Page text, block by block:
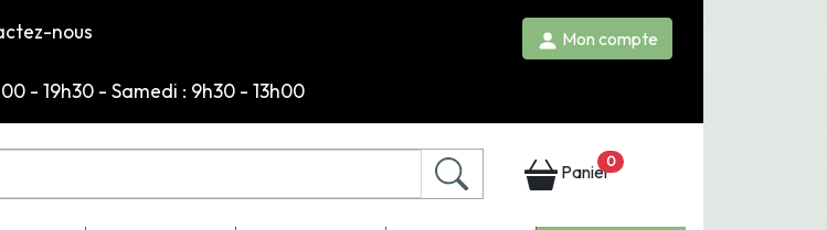
nous Mon compte
- 19h30 - Samedi : 9h30 - 13h00
Panier0